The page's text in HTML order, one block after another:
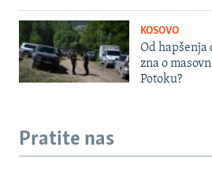
KOSOVO
Od hapšenja
zna o
Potoku?
Pratite nas